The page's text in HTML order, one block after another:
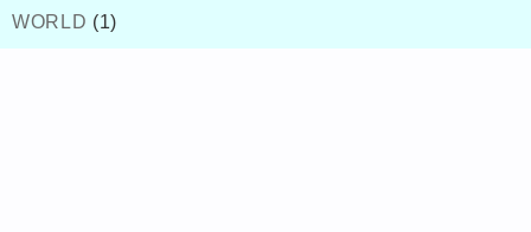
WORLD (1)